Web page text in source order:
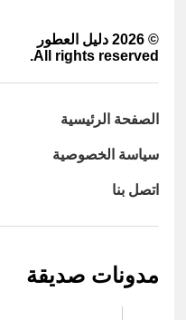
©
2026 دليل العطور
All rights reserved.
الصفحة الرئيسية
سياسة الخصوصية
اتصل بنا
مدونات صديقة